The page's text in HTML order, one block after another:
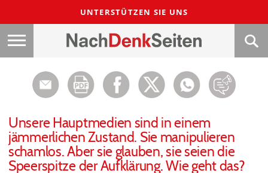
UNTERSTÜTZEN SIE UNS
Unsere Hauptmedien sind in einem
jämmerlichen Zustand. Sie manipulieren
schamlos. Aber sie glauben, sie seien die
Speerspitze der Aufklärung. Wie geht das?